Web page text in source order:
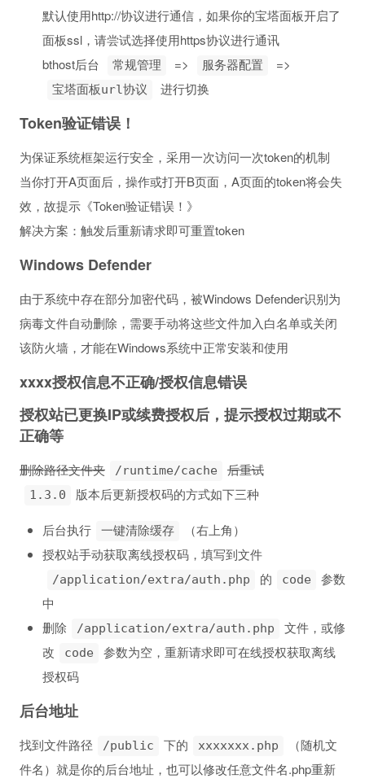
默认使用http://协议进行通信，如果你的宝塔面板开启了
面板ssl，请尝试选择使用https协议进行通讯
bthost后台
常规管理 => 服务器配置 =>
宝塔面板url协议 进行切换
Token验证错误！
为保证系统框架运行安全，采用一次访问一次token的机制
当你打开A页面后，操作或打开B页面，A页面的token将会失
效，故提示《Token验证错误！》
解决方案：触发后重新请求即可重置token
Windows Defender
由于系统中存在部分加密代码，被Windows Defender识别为
病毒文件自动删除，需要手动将这些文件加入白名单或关闭
该防火墙，才能在Windows系统中正常安装和使用
xxxx授权信息不正确/授权信息错误
授权站已更换IP或续费授权后，提示授权过期或不
正确等
删除路径文件夹 /runtime/cache 后重试
1.3.0 版本后更新授权码的方式如下三种
后台执行 一键清除缓存
（右上角）
授权站手动获取离线授权码，填写到文件
/application/extra/auth.php 的 code
参数
中
删除
/application/extra/auth.php
文件，或修
改
code
参数为空，重新请求即可在线授权获取离线
授权码
后台地址
找到文件路径 /public 下的 xxxxxxx.php
（随机文
件名）就是你的后台地址，也可以修改任意文件名.php重新